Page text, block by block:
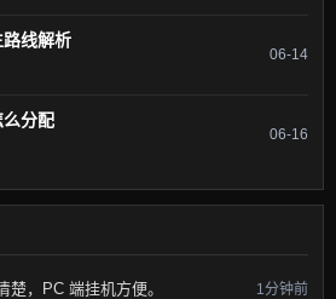
线解析
06-14
分配
06-16
，PC 端挂机方便。 1分钟前